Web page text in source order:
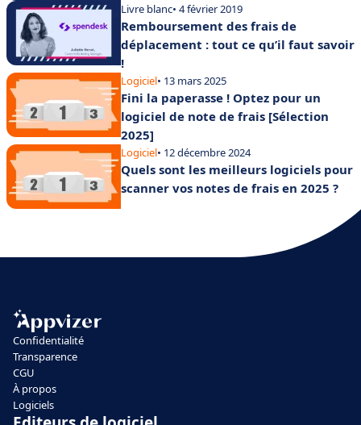
Livre blanc• 4 février 2019
Remboursement des frais de
déplacement : tout ce qu’il faut savoir
!
Logiciel• 13 mars 2025
Fini la paperasse ! Optez pour un
logiciel de note de frais [Sélection
2025]
Logiciel• 12 décembre 2024
Quels sont les meilleurs logiciels pour
scanner vos notes de frais en 2025 ?
Confidentialité
Transparence
CGU
À propos
Logiciels